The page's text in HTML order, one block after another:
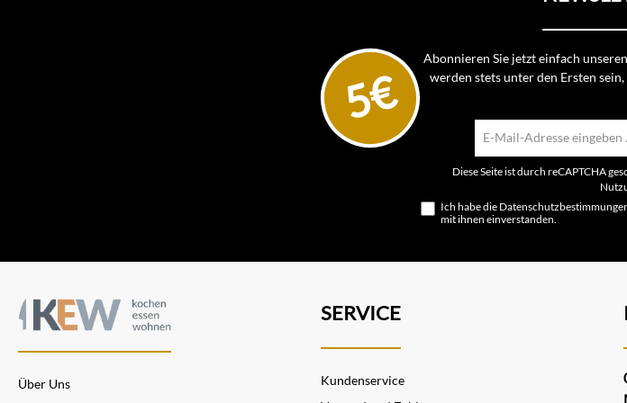
5€
Abonnieren Sie jetzt einfach
werden stets unter den Ersten
Diese Seite ist durch reCAPTCHA
Ich habe die
mit ihnen einverstanden.
Über Uns
SERVICE
Kundenservice